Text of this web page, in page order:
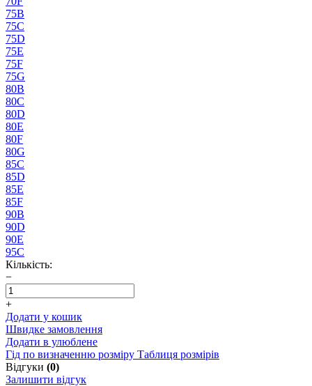
75B
75C
75D
75E
75F
75G
80B
80C
80D
80E
80F
80G
85C
85D
85E
85F
90B
90D
90E
95C
Кількість:
−
+
Додати у кошик
Швидке замовлення
Додати в улюблене
Гід по визначенню розміру Таблиця розмірів
Відгуки (0)
Залишити відгук